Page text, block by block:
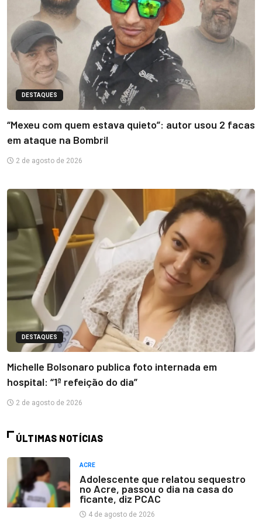
DESTAQUES
“Mexeu com quem estava quieto”: autor usou 2 facas
em ataque na Bombril
2 de agosto de 2026
DESTAQUES
Michelle Bolsonaro publica foto internada em
hospital: “1ª refeição do dia”
2 de agosto de 2026
ÚLTIMAS NOTÍCIAS
ACRE
Adolescente que relatou sequestro
no Acre, passou o dia na casa do
ficante, diz PCAC
4 de agosto de 2026